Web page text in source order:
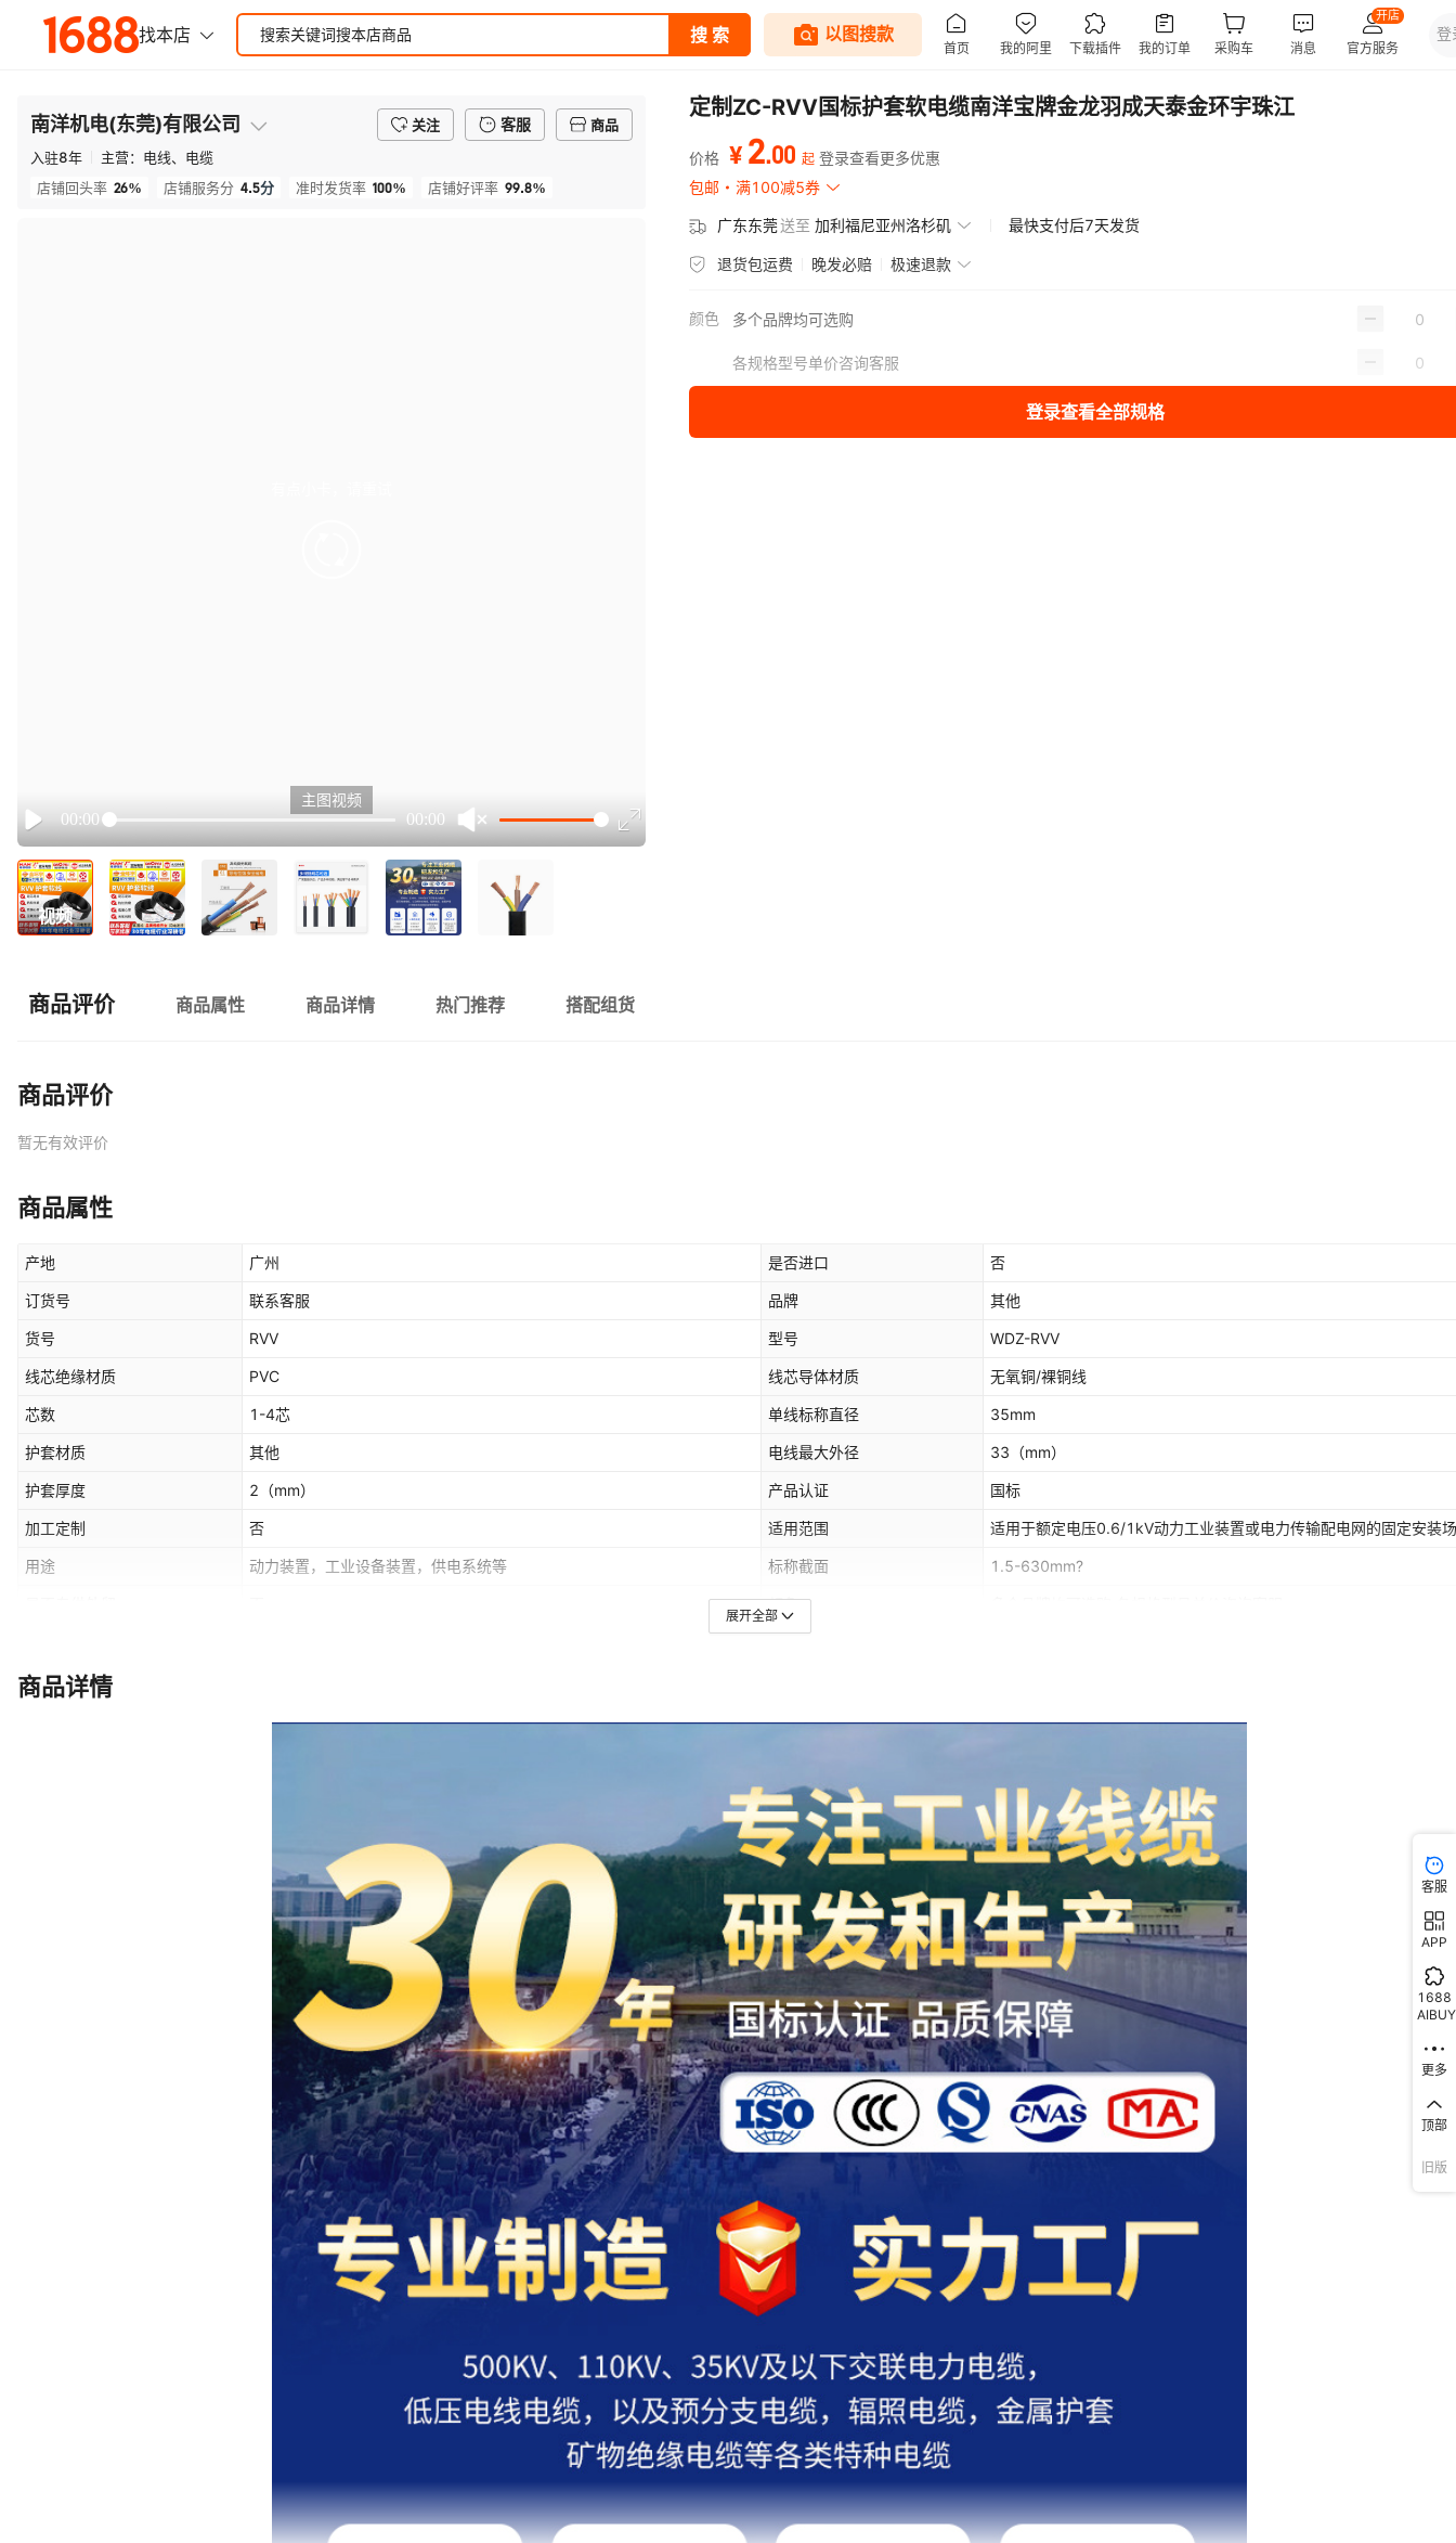
南洋机电(东莞)有限公司 关注 客服
商品
入驻8年 主营： 电线、电缆
店铺回头率 26% 店铺服务分 4.5分 准时发货率 100% 店铺好评率 99.8%
Play
00:00 00:00
主图视频
视频
定制ZC-RVV国标护套软电缆南洋宝牌金龙羽成天泰金环宇珠江
价格 ¥ 2.00 起 登录查看更多优惠
包邮
满100减5券
广东东莞送至 加利福尼亚州洛杉矶 最快支付后7天发货
退货包运费 晚发必赔 极速退款
颜色 多个品牌均可选购
各规格型号单价咨询客服
登录查看全部规格
商品评价 商品属性 商品详情 热门推荐 搭配组货
商品评价
暂无有效评价
商品属性
产地 广州 是否进口 否
订货号 联系客服 品牌 其他
货号 RVV 型号 WDZ-RVV
线芯绝缘材质 PVC 线芯导体材质 无氧铜/裸铜线
芯数 1-4芯 单线标称直径 35mm
护套材质 其他 电线最大外径 33 （mm）
护套厚度 2 （mm） 产品认证 国标
加工定制 否 适用范围 适用于额定电压0.6/1kV动力工业装置或电力传输配电网的固定安装
用途 动力装置，工业设备装置，供电系统等 标称截面 1.5-630mm?
颜色
展开全部
商品详情
客服
APP
1688
AIBUY
更多
顶部
旧版